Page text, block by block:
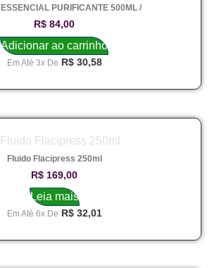
ESSENCIAL PURIFICANTE 500ML /
R$ 84,00
Adicionar ao carrinho
Em Até 3x De R$30,58
Fluido Flacipress 250ml
R$ 169,00
Leia mais
Em Até 6x De R$32,01